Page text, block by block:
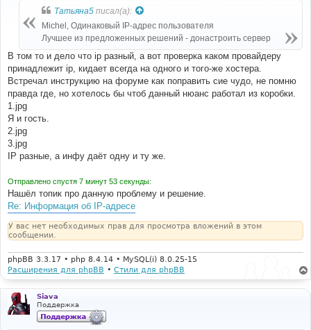
е
Татьяна5 писал(а):
Michel, Одинаковый IP-адрес пользователя
Лучшее из предложенных решений - донастроить сервер
В том то и дело что ip разный, а вот проверка каком провайдеру
принадлежит ip, кидает всегда на одного и того-же хостера.
Встречал инструкцию на форуме как поправить сие чудо, не помню
правда где, но хотелось бы чтоб данный нюанс работал из коробки.
1.jpg
Я и гость.
2.jpg
3.jpg
IP разные, а инфу даёт одну и ту же.
Отправлено спустя 7 минут 53 секунды:
Нашёл топик про данную проблему и решение.
Re: Информация об IP-адресе
У вас нет необходимых прав для просмотра вложений в этом
сообщении.
phpBB 3.3.17 • php 8.4.14 • MySQL(i) 8.0.25-15
Расширения для phpBB • Стили для phpBB
Siava
Поддержка